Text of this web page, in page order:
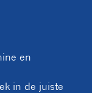
en
in de juiste